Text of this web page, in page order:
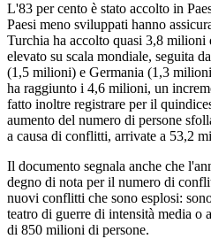
L'83 per cento è stato accolto in
Paesi meno sviluppati hanno
Turchia ha accolto quasi 3,8
elevato su scala mondiale, seguita
(1,5 milioni) e Germania (1,3
ha raggiunto i 4,6 milioni, un
fatto inoltre registrare per il
aumento del numero di persone
a causa di conflitti, arrivate a 53,2
Il documento segnala anche che
degno di nota per il numero di
nuovi conflitti che sono esplosi:
teatro di guerre di intensità media o
di 850 milioni di persone.